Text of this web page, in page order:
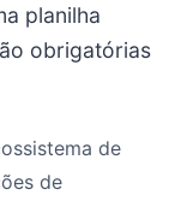
planilha
obrigatórias
de
de